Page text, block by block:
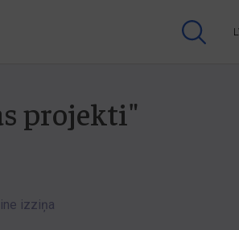
projekti"
izziņa